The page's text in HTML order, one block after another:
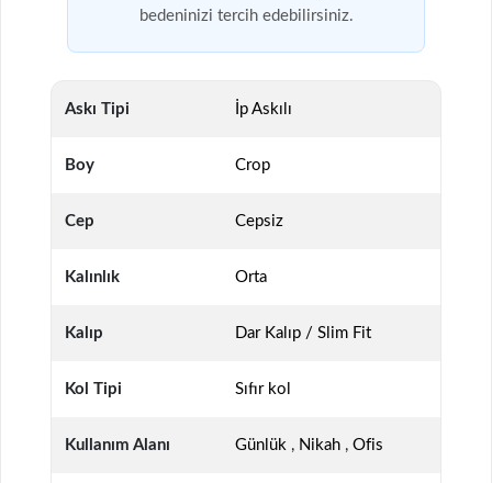
bedeninizi tercih edebilirsiniz.
Askı Tipi İp Askılı
Boy Crop
Cep Cepsiz
Kalınlık Orta
Kalıp Dar Kalıp / Slim Fit
Kol Tipi Sıfır kol
Kullanım Alanı Günlük , Nikah , Ofis